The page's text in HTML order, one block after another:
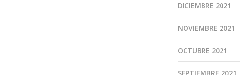
DICIEMBRE 2021
NOVIEMBRE 2021
OCTUBRE 2021
SEPTIEMBRE 2021